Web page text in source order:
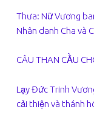
Thưa: Nữ Vương
Nhân danh Cha và
CÂU THAN CẦU
Lạy Đức Trinh
cải thiện và thánh